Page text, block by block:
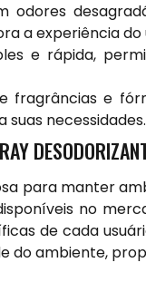
odores
a experiência do
e rápida,
fragrâncias e
necessidades.
para manter
no
de cada
do ambiente,